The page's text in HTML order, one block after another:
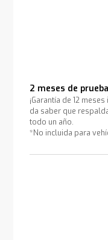
2 meses de prueba
¡Garantía de 12
da saber que
todo un año.
*No incluida para